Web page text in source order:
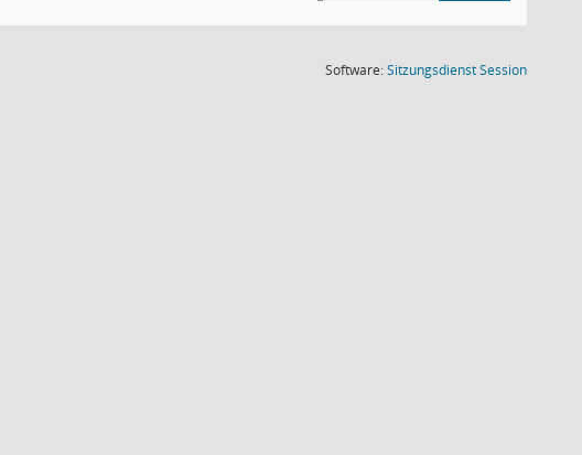
Software:SitzungsdienstSession(Wird in